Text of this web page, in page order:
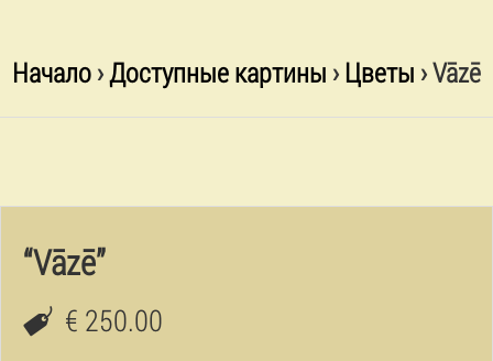
Начало›Доступные картины ›Цветы › Vāzē
“Vāzē”
€ 250.00